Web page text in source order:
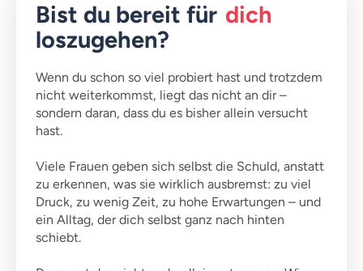
Bist du bereit für dich
loszugehen?
Wenn du schon so viel probiert hast und trotzdem
nicht weiterkommst, liegt das nicht an dir –
sondern daran, dass du es bisher allein versucht
hast.
Viele Frauen geben sich selbst die Schuld, anstatt
zu erkennen, was sie wirklich ausbremst: zu viel
Druck, zu wenig Zeit, zu hohe Erwartungen – und
ein Alltag, der dich selbst ganz nach hinten
schiebt.